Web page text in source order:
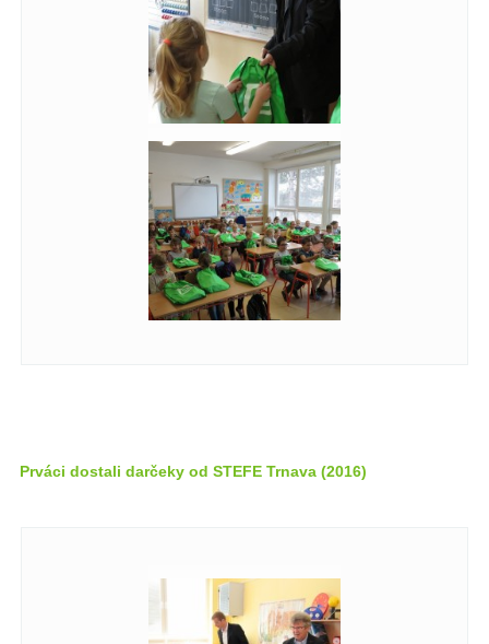
Prváci dostali darčeky od STEFE Trnava (2016)